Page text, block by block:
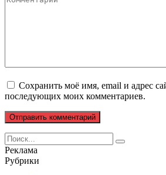
Сохранить моё имя, email и адрес
последующих моих комментариев.
Search
for:
Реклама
Рубрики